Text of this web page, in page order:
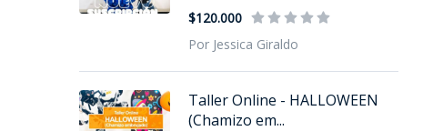
$120.000
Por Jessica Giraldo
Taller Online - HALLOWEEN
(Chamizo em...